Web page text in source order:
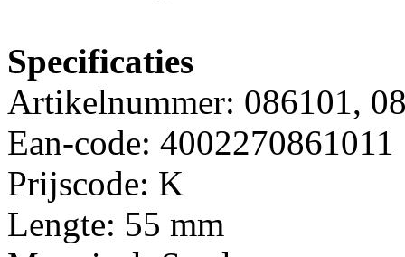
Specificaties
Artikelnummer: 086101,
Ean-code: 4002270861011
Prijscode: K
Lengte: 55 mm